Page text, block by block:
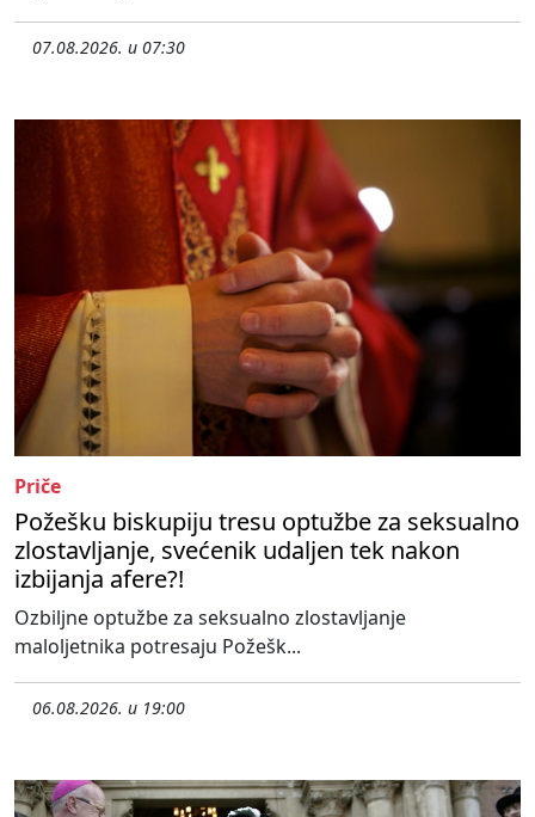
07.08.2026. u 07:30
Priče
Požešku biskupiju tresu optužbe za seksualno
zlostavljanje, svećenik udaljen tek nakon
izbijanja afere?!
Ozbiljne optužbe za seksualno zlostavljanje
maloljetnika potresaju Požešk...
06.08.2026. u 19:00